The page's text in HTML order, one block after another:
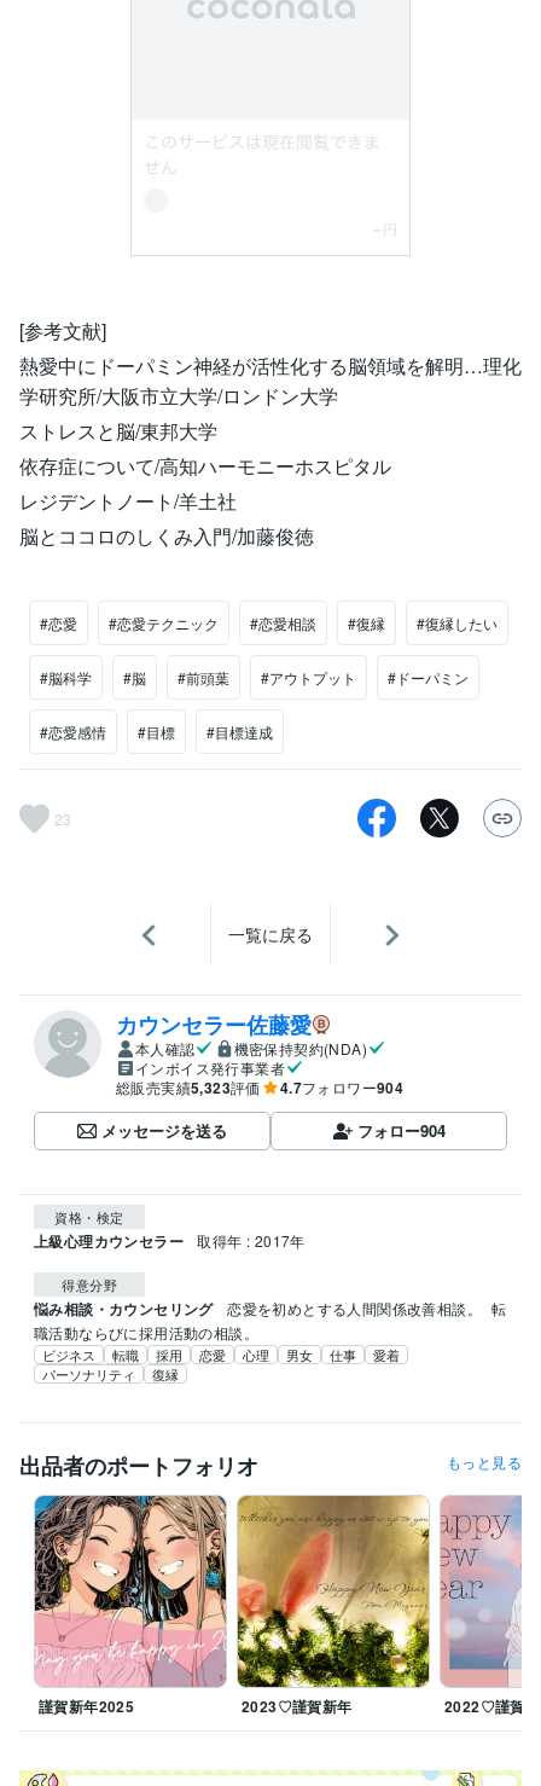
[参考文献]
熱愛中にドーパミン神経が活性化する脳領域を解明…理化
学研究所/大阪市立大学/ロンドン大学
ストレスと脳/東邦大学
依存症について/高知ハーモニーホスピタル
レジデントノート/羊土社
脳とココロのしくみ入門/加藤俊徳
#恋愛 #恋愛テクニック #恋愛相談 #復縁 #復縁したい
#脳科学 #脳 #前頭葉 #アウトプット #ドーパミン
#恋愛感情 #目標 #目標達成
23
一覧に戻る
カウンセラー佐藤愛
本人確認
機密保持契約(NDA)
インボイス発行事業者
総販売実績5,323評価 4.7フォロワー904
メッセージを送る フォロー904
資格・検定
上級心理カウンセラー 取得年 : 2017年
得意分野
悩み相談・カウンセリング 恋愛を初めとする人間関係改善相談。
転
職活動ならびに採用活動の相談。
ビジネス 転職 採用 恋愛 心理 男女 仕事
愛着
パーソナリティ
復縁
出品者のポートフォリオ もっと見る
謹賀新年2025 2023♡謹賀新年 2022♡謹賀